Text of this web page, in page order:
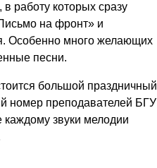
работу которых сразу
на фронт» и
Особенно много желающих
песни.
большой праздничный
номер преподавателей БГУ
звуки мелодии